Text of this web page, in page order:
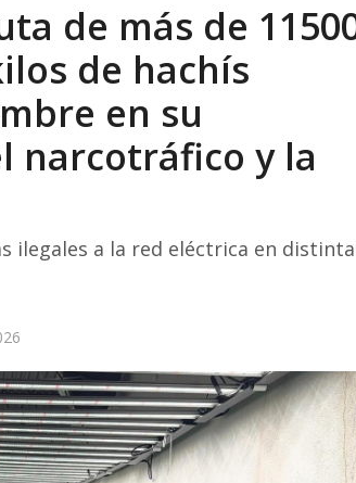
de más de
de hachís
en su
narcotráfico y la
ilegales a la red eléctrica en